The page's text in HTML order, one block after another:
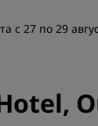
с 27 по 29